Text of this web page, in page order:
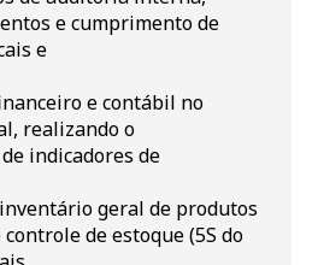
e cumprimento de
e
e contábil no
realizando o
indicadores de
geral de produtos
de estoque (5S do